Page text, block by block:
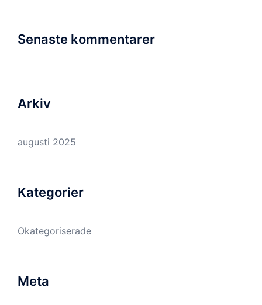
Senaste kommentarer
Arkiv
augusti 2025
Kategorier
Okategoriserade
Meta